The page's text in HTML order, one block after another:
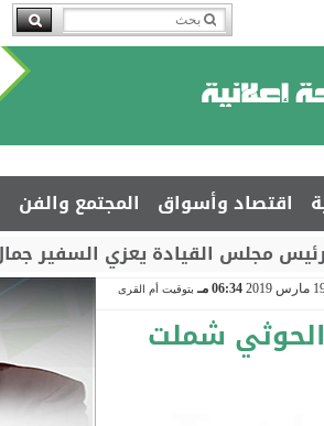
اقتصاد وأسواق المجتمع والفن
يعزي السفير جمال السلال
06:34 مـ بتوقيت أم القرى
الحوثي شملت